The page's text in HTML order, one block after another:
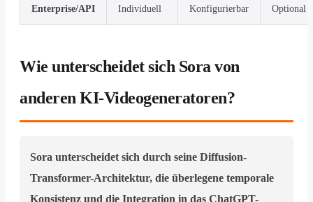
Enterprise/API Individuell Konfigurierbar Optional
Wie unterscheidet sich Sora von
anderen KI-Videogeneratoren?
Sora unterscheidet sich durch seine Diffusion-
Transformer-Architektur, die überlegene temporale
Konsistenz und die Integration in das ChatGPT-